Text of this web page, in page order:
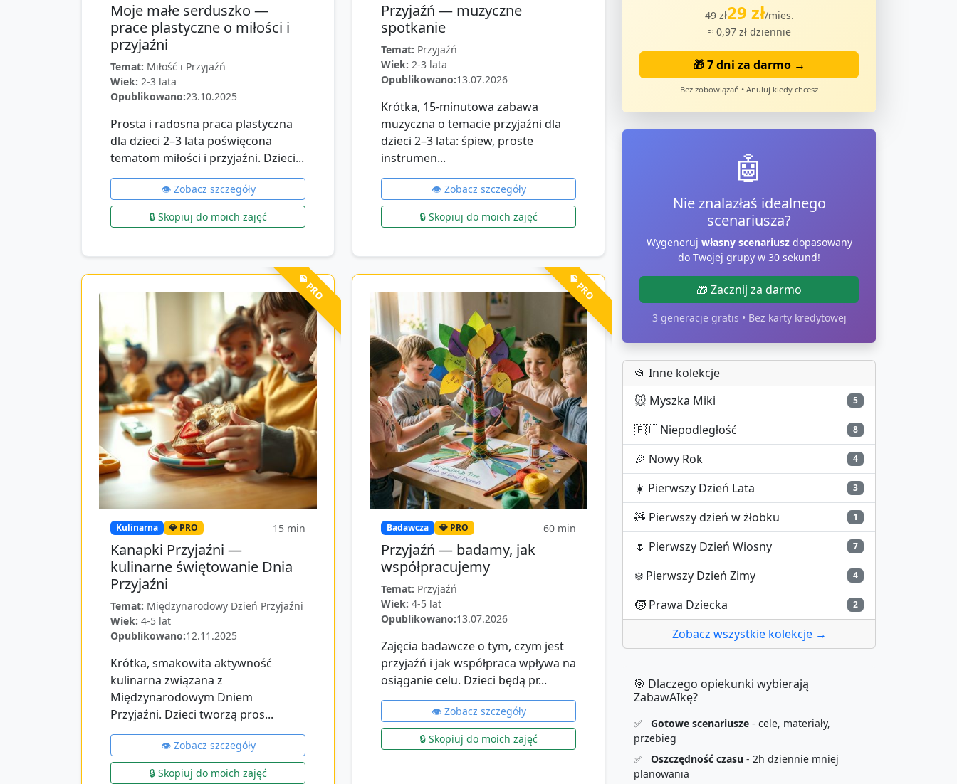
Moje małe serduszko —
prace plastyczne o miłości i
przyjaźni
Temat: Miłość i Przyjaźń
Wiek: 2-3 lata
Opublikowano:23.10.2025
Prosta i radosna praca plastyczna
dla dzieci 2–3 lata poświęcona
tematom miłości i przyjaźni. Dzieci...
👁️ Zobacz szczegóły
🔒 Skopiuj do moich zajęć
Przyjaźń — muzyczne
spotkanie
Temat: Przyjaźń
Wiek: 2-3 lata
Opublikowano:13.07.2026
Krótka, 15‑minutowa zabawa
muzyczna o temacie przyjaźni dla
dzieci 2–3 lata: śpiew, proste
instrumen...
👁️ Zobacz szczegóły
🔒 Skopiuj do moich zajęć
💎 PRO
Kulinarna 💎 PRO 15 min
Kanapki Przyjaźni —
kulinarne świętowanie Dnia
Przyjaźni
Temat: Międzynarodowy Dzień Przyjaźni
Wiek: 4-5 lat
Opublikowano:12.11.2025
Krótka, smakowita aktywność
kulinarna związana z
Międzynarodowym Dniem
Przyjaźni. Dzieci tworzą pros...
👁️ Zobacz szczegóły
🔒 Skopiuj do moich zajęć
💎 PRO
Badawcza 💎 PRO 60 min
Przyjaźń — badamy, jak
współpracujemy
Temat: Przyjaźń
Wiek: 4-5 lat
Opublikowano:13.07.2026
Zajęcia badawcze o tym, czym jest
przyjaźń i jak współpraca wpływa na
osiąganie celu. Dzieci będą pr...
👁️ Zobacz szczegóły
🔒 Skopiuj do moich zajęć
49 zł29 zł/mies.
≈ 0,97 zł dziennie
🎁 7 dni za darmo →
Bez zobowiązań • Anuluj kiedy chcesz
🤖
Nie znalazłaś idealnego
scenariusza?
Wygeneruj własny scenariuszdopasowany
do Twojej grupy w 30 sekund!
🎁 Zacznij za darmo
3 generacje gratis • Bez karty kredytowej
📂 Inne kolekcje
🐭 Myszka Miki 5
🇵🇱 Niepodległość 8
🎉 Nowy Rok 4
☀️ Pierwszy Dzień Lata 3
🧸 Pierwszy dzień w żłobku 1
🌷 Pierwszy Dzień Wiosny 7
❄️ Pierwszy Dzień Zimy 4
🧒 Prawa Dziecka 2
Zobacz wszystkie kolekcje →
🎯 Dlaczego opiekunki wybierają
ZabawAIkę?
✅ Gotowe scenariusze - cele, materiały,
przebieg
✅
Oszczędność czasu - 2h dziennie mniej
planowania